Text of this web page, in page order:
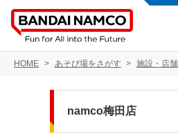
HOME あそび場をさがす 施設・店
namco梅田店